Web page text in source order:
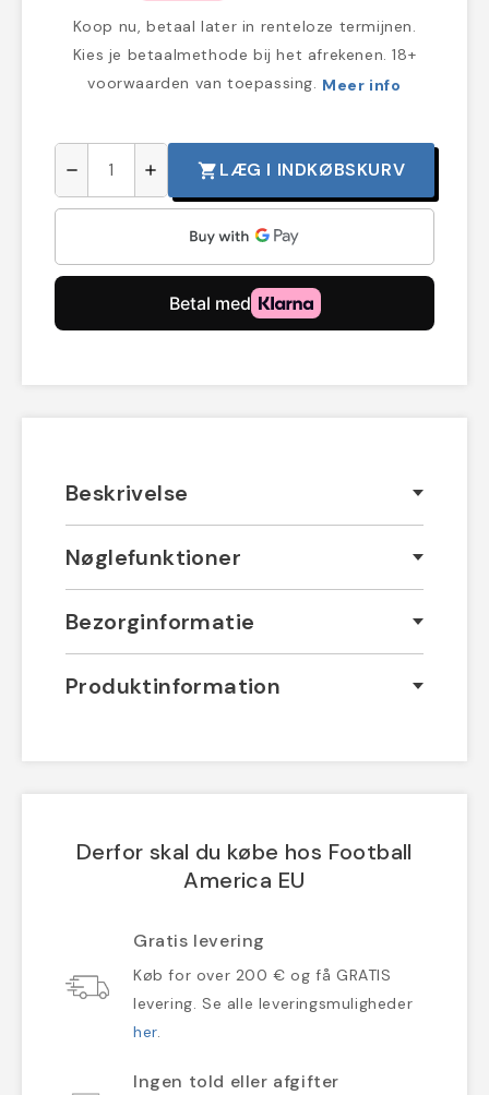
Koop nu, betaal later in renteloze termijnen.
Kies je betaalmethode bij het afrekenen. 18+
voorwaarden van toepassing. Meer info
remove add shopping_cart LÆG I INDKØBSKURV
Beskrivelse
Nøglefunktioner
Bezorginformatie
Produktinformation
Derfor skal du købe hos Football
America EU
Gratis levering
Køb for over 200 € og få GRATIS
levering. Se alle leveringsmuligheder
her.
Ingen told eller afgifter